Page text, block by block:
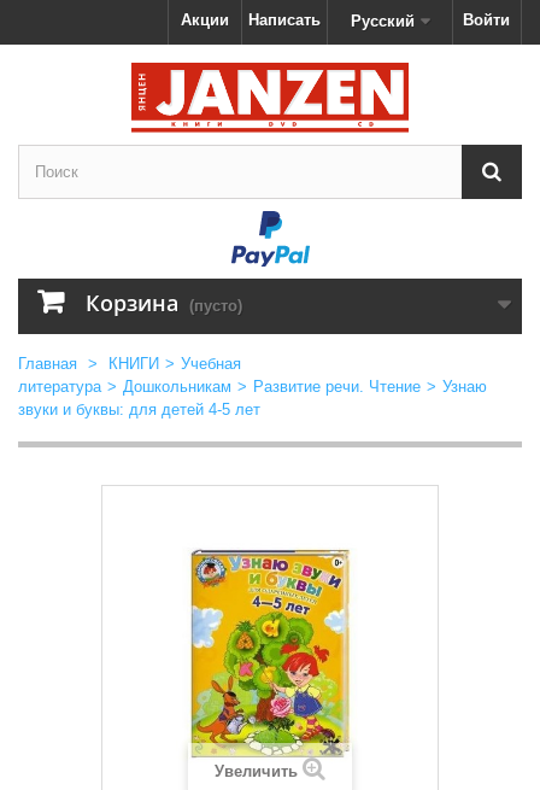
Войти
Русский
Написать
Акции
Корзина (пусто)
Главная > КНИГИ > Учебная
литература > Дошкольникам > Развитие речи. Чтение > Узнаю
звуки и буквы: для детей 4-5 лет
Увеличить